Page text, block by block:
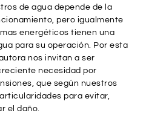
de agua depende de la
pero igualmente
energéticos tienen una
para su operación. Por esta
nos invitan a ser
necesidad por
que según nuestros
para evitar,
el daño.